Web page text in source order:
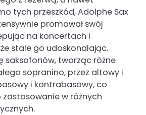
tych przeszkód, Adolphe Sax
promował swój
na koncertach i
stale go udoskonalając.
saksofonów, tworząc różne
sopranino, przez altowy i
i kontrabasowy, co
zastosowanie w różnych